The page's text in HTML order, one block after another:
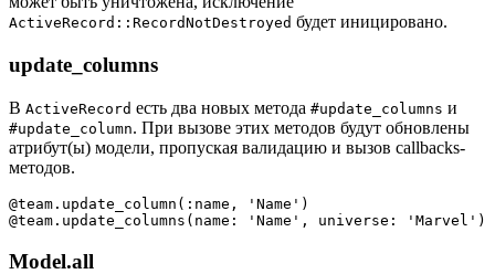
ActiveRecord::RecordNotDestroyed будет иницировано.
update_columns
В ActiveRecord есть два новых метода #update_columns и
#update_column. При вызове этих методов будут обновлены
атрибут(ы) модели, пропуская валидацию и вызов callbacks-
методов.
@team.update_column(:name, 'Name')
Model.all